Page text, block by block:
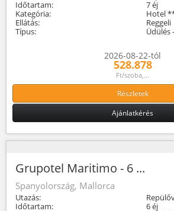
Időtartam:
7 éj
Kategória:
Hotel
Ellátás:
Reggeli
Típus:
Üdülés
2026-08-22-tól
528.878
Ft/szoba,...
Részletek
Ajánlatkérés
Grupotel Maritimo - 6 ...
Spanyolország, Mallorca
Utazás:
Időtartam:
6 éj